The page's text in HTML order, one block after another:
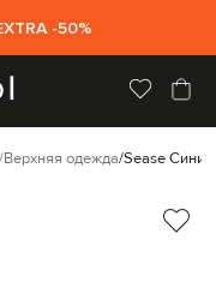
-50%
Верхняя одежда Sease Синий